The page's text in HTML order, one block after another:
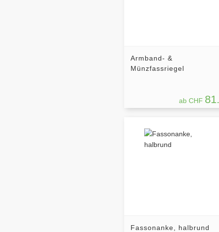
Armband- &
Münzfassriegel
ab CHF
Fassonanke, halbrund